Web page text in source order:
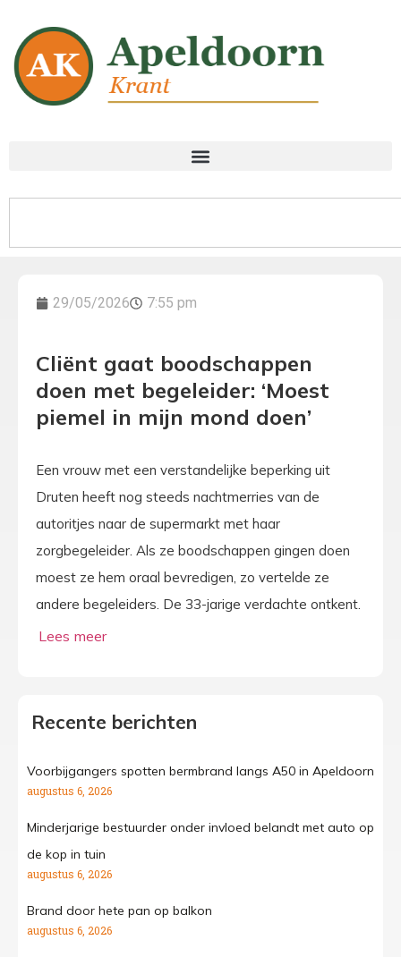
29/05/2026 7:55 pm
Cliënt gaat boodschappen
doen met begeleider: ‘Moest
piemel in mijn mond doen’
Een vrouw met een verstandelijke beperking uit
Druten heeft nog steeds nachtmerries van de
autoritjes naar de supermarkt met haar
zorgbegeleider. Als ze boodschappen gingen doen
moest ze hem oraal bevredigen, zo vertelde ze
andere begeleiders. De 33-jarige verdachte ontkent.
Recente berichten
Voorbijgangers spotten bermbrand langs A50 in Apeldoorn
augustus 6, 2026
Minderjarige bestuurder onder invloed belandt met auto op
de kop in tuin
augustus 6, 2026
Brand door hete pan op balkon
augustus 6, 2026